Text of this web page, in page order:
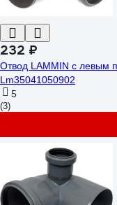
232 ₽
Отвод LAMMIN с левым
Lm35041050902
5
(3)